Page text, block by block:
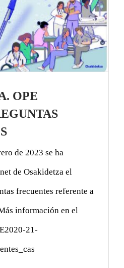
OPE
de 2023 se ha
de Osakidetza el
frecuentes referente a
información en el
21-